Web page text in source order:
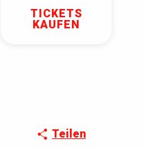
TICKETS
KAUFEN
Teilen